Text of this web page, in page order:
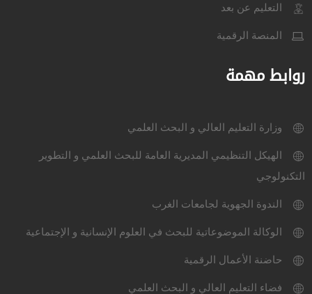
التعليم عن بعد
المنصة الرقمية
روابط مهمة
وزارة التعليم العالي و البحث العلمي
الهيكل التنظيمي المديرية العامة للبحث العلمي و التطوير
التكنولوجي
الندوة الجهوية لجامعات الغرب
الوكالة الموضوعاتية للبحث في العلوم الإنسانية و الإجتماعية
حاضنة الأعمال الرقمية
فضاء التعليم العالي و البحث العلمي